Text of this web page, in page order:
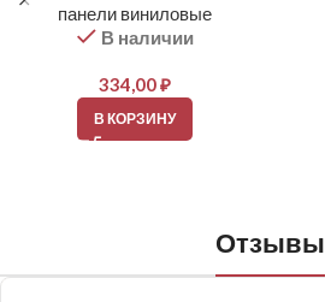
панели виниловые
В наличии
334,00₽
В КОРЗИНУ
Отзывы